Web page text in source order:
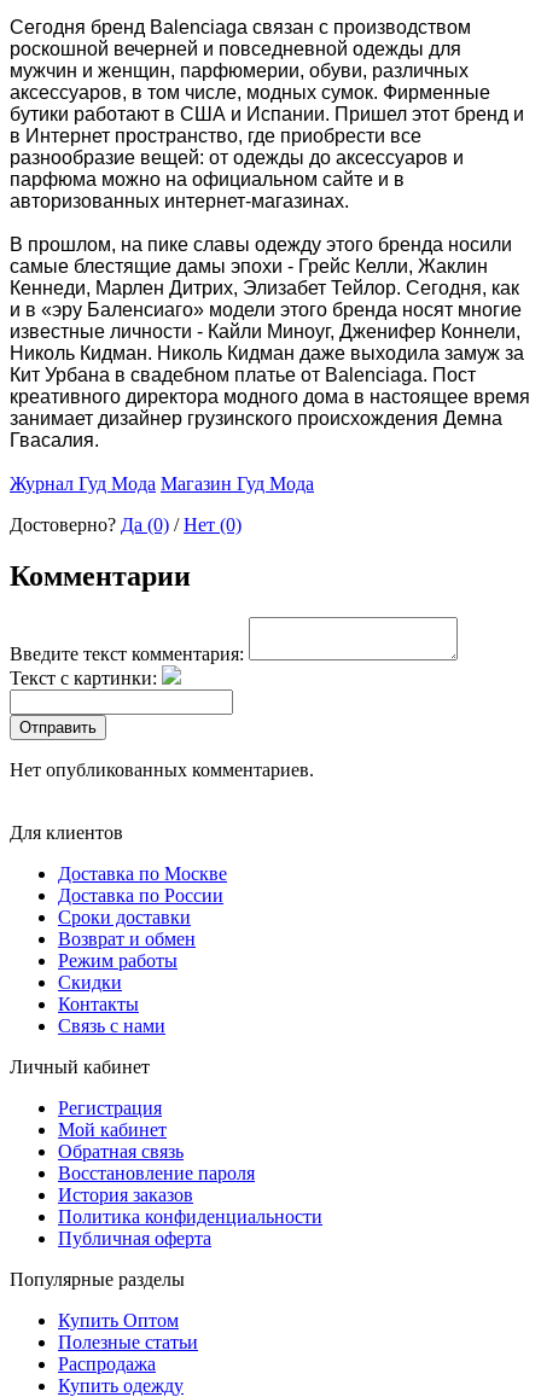
Сегодня бренд Balenciaga связан с производством
роскошной вечерней и повседневной одежды для
мужчин и женщин, парфюмерии, обуви, различных
аксессуаров, в том числе, модных сумок. Фирменные
бутики работают в США и Испании. Пришел этот бренд и
в Интернет пространство, где приобрести все
разнообразие вещей: от одежды до аксессуаров и
парфюма можно на официальном сайте и в
авторизованных интернет-магазинах.
В прошлом, на пике славы одежду этого бренда носили
самые блестящие дамы эпохи - Грейс Келли, Жаклин
Кеннеди, Марлен Дитрих, Элизабет Тейлор. Сегодня, как
и в «эру Баленсиаго» модели этого бренда носят многие
известные личности - Кайли Миноуг, Дженифер Коннели,
Николь Кидман. Николь Кидман даже выходила замуж за
Кит Урбана в свадебном платье от Balenciaga. Пост
креативного директора модного дома в настоящее время
занимает дизайнер грузинского происхождения Демна
Гвасалия.
Журнал Гуд Мода Магазин Гуд Мода
Достоверно? Да (0) /Нет (0)
Комментарии
Введите текст комментария:
Текст с картинки:
Отправить
Нет опубликованных комментариев.
Для клиентов
Доставка по Москве
Доставка по России
Сроки доставки
Возврат и обмен
Режим работы
Скидки
Контакты
Связь с нами
Личный кабинет
Регистрация
Мой кабинет
Обратная связь
Восстановление пароля
История заказов
Политика конфиденциальности
Публичная оферта
Популярные разделы
Купить Оптом
Полезные статьи
Распродажа
Купить одежду